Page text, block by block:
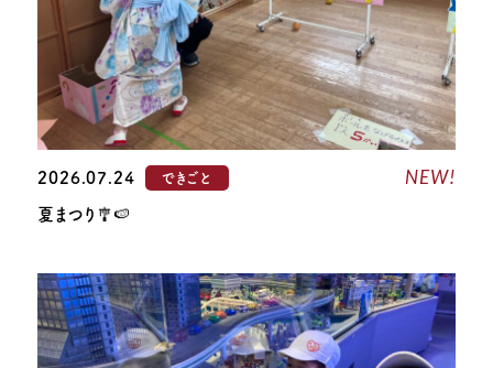
2026.07.24 できごと NEW!
夏まつり🎐🍉